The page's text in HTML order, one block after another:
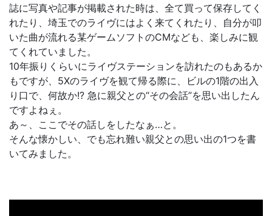
誌に写真や記事が掲載された時は、全て買って保存してく
れたり、埼玉でのライヴにはよく来てくれたり、自分が叩
いた曲が流れる某ゲームソフトのCMなども、楽しみに観
てくれていました。
10年振りくらいにライヴステーションを訪れたのもあるか
もですが、5Xのライヴを観て帰る際に、ビルの1階の出入
り口で、何故か!? 急に親父との“その会話”を思い出したん
ですよねぇ。
あ～、ここでその話しをしたなぁ…と。
そんな懐かしい、でも忘れ難い親父との思い出の1つを書
いてみました。